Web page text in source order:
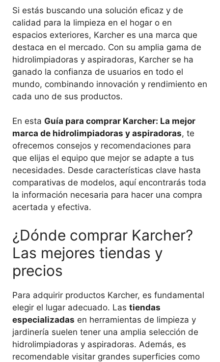
Si estás buscando una solución eficaz y de
calidad para la limpieza en el hogar o en
espacios exteriores, Karcher es una marca que
destaca en el mercado. Con su amplia gama de
hidrolimpiadoras y aspiradoras, Karcher se ha
ganado la confianza de usuarios en todo el
mundo, combinando innovación y rendimiento en
cada uno de sus productos.
En esta Guía para comprar Karcher: La mejor
marca de hidrolimpiadoras y aspiradoras, te
ofrecemos consejos y recomendaciones para
que elijas el equipo que mejor se adapte a tus
necesidades. Desde características clave hasta
comparativas de modelos, aquí encontrarás toda
la información necesaria para hacer una compra
acertada y efectiva.
¿Dónde comprar Karcher?
Las mejores tiendas y
precios
Para adquirir productos Karcher, es fundamental
elegir el lugar adecuado. Las tiendas
especializadas en herramientas de limpieza y
jardinería suelen tener una amplia selección de
hidrolimpiadoras y aspiradoras. Además, es
recomendable visitar grandes superficies como